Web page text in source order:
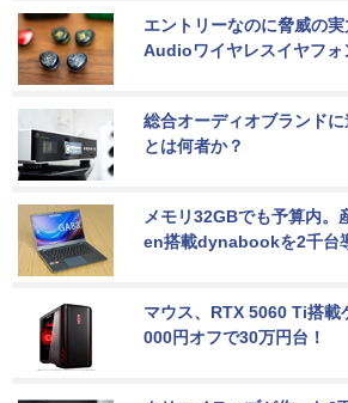
エントリーなのに脅威の
Audioワイヤレスイヤフォ
総合オーディオブランド
とは何者か？
メモリ32GBでも予算内。
en搭載dynabookを2千台
マウス、RTX 5060 Ti搭載
000円オフで30万円台！